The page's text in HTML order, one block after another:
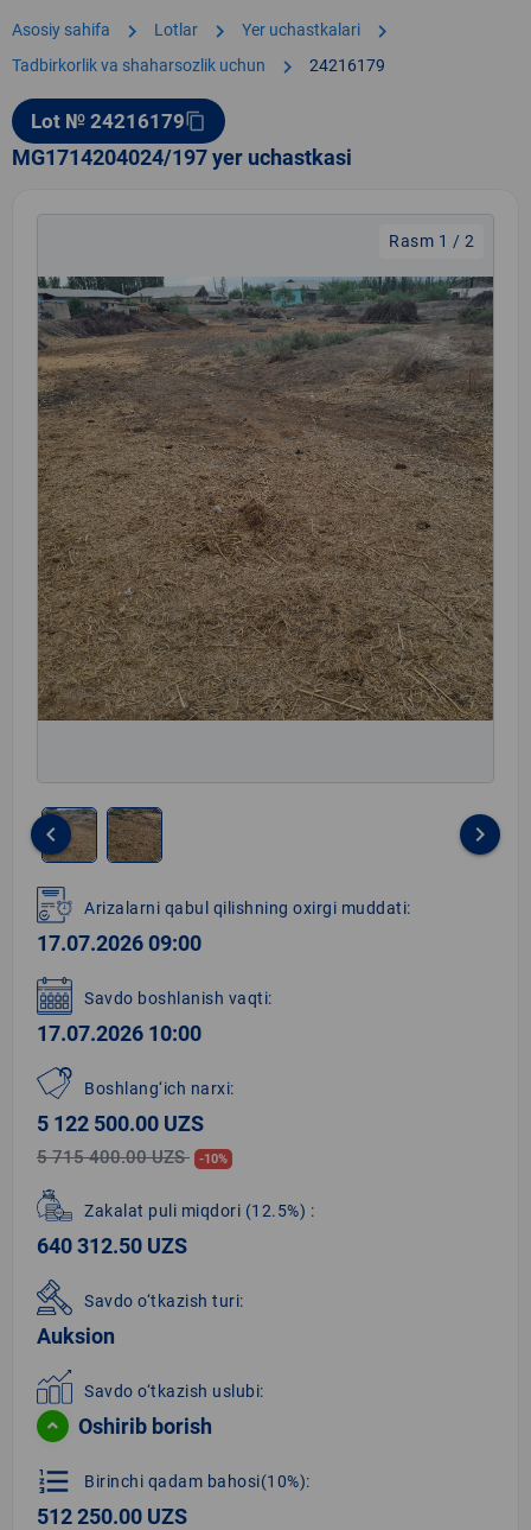
Asosiy sahifa chevron_right Lotlar chevron_right Yer uchastkalari chevron_right
Tadbirkorlik va shaharsozlik uchun chevron_right 24216179
Lot № 24216179content_copy
MG1714204024/197 yer uchastkasi
Rasm 1 / 2
1
of
2
keyboard_arrow_left keyboard_arrow_right
Arizalarni qabul qilishning oxirgi muddati:
17.07.2026 09:00
Savdo boshlanish vaqti:
17.07.2026 10:00
Boshlang‘ich narxi:
5 122 500.00 UZS
5 715 400.00 UZS -10%
Zakalat puli miqdori (12.5%) :
640 312.50 UZS
Savdo o‘tkazish turi:
Auksion
Savdo o‘tkazish uslubi:
Oshirib borish
format_list_numbered Birinchi qadam bahosi(10%):
512 250.00 UZS